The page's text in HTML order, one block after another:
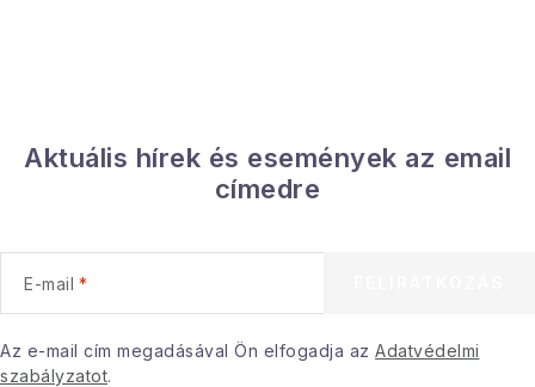
Aktuális hírek és események az email
címedre
E-mail
Az e-mail cím megadásával Ön elfogadja az Adatvédelmi
szabályzatot.